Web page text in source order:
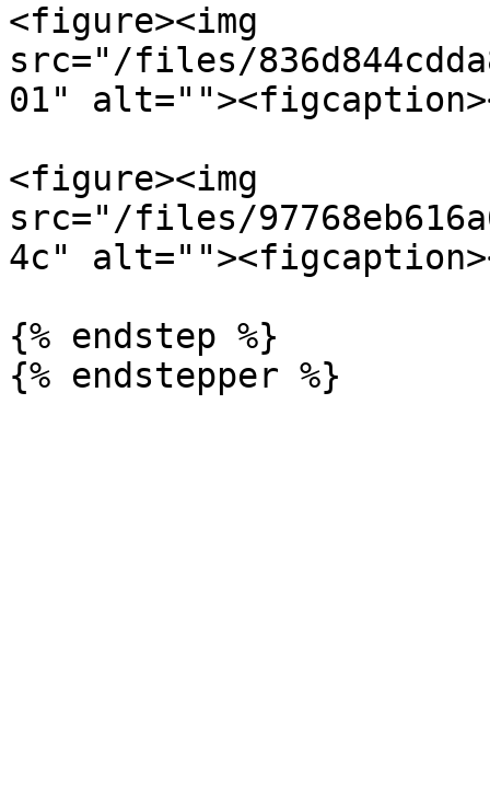
<figure><img
src="/files/
01"
<figure><img
src="/files/
4c"
{% endstep %}